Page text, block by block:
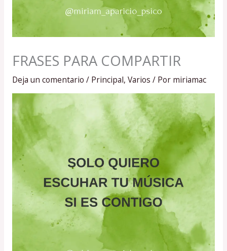
FRASES PARA COMPARTIR
Deja un comentario / Principal, Varios / Por miriamac